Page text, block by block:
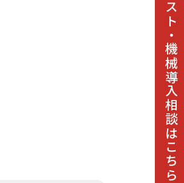
導入テスト・機械導入相談はこちら